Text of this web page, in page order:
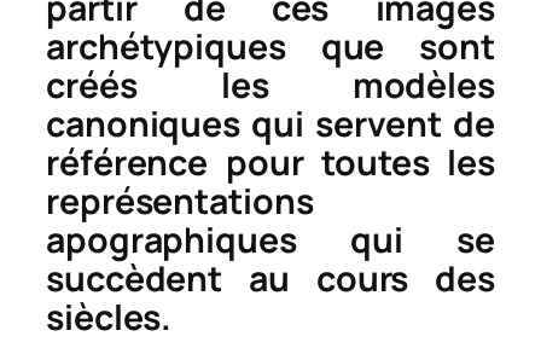
archétypiquesque sont
créés les modèles
canoniques qui servent de
référence pour toutes les
représentations
apographiques qui se
succèdent au cours des
siècles.